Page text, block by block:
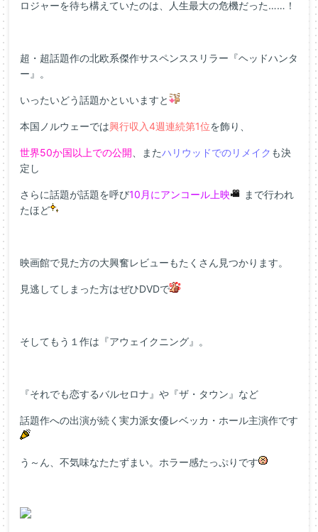
ロジャーを待ち構えていたのは、人生最大の危機だった……！
超・超話題作の北欧系傑作サスペンススリラー『ヘッドハンタ
ー』。
いったいどう話題かといいますと
本国ノルウェーでは興行収入4週連続第1位を飾り、
世界50か国以上での公開 、またハリウッドでのリメイク も決
定し
さらに話題が話題を呼び10月にアンコール上映
まで行われ
たほど
映画館で見た方の大興奮レビューもたくさん見つかります。
見逃してしまった方はぜひDVDで
そしてもう１作は『アウェイクニング』。
『それでも恋するバルセロナ』や『ザ・タウン』など
話題作への出演が続く実力派女優レベッカ・ホール主演作です
う～ん、不気味なたたずまい。ホラー感たっぷりです